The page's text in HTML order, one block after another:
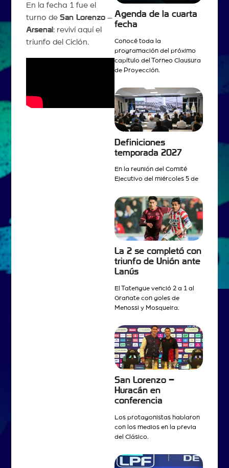
En la fecha 1 fue el
turno de San Lorenzo–
Arsenal : reviví aquí el
triunfo del Ciclón.
Agenda de la cuarta
fecha
Conocé toda la
programación del próximo
capítulo del Torneo Clausura
de Proyección.
Definiciones
temporada 2027
En la reunión del Comité
Ejecutivo del miércoles 5 de
La 2 se completó con
triunfo de Unión ante
Lanús
El Tatengue venció 2 a 1 al
Granate con goles de
Menossi y Mosqueira.
San Lorenzo –
Huracán en
conferencia
Los protagonistas hablaron
con los medios en la previa
del Clásico.